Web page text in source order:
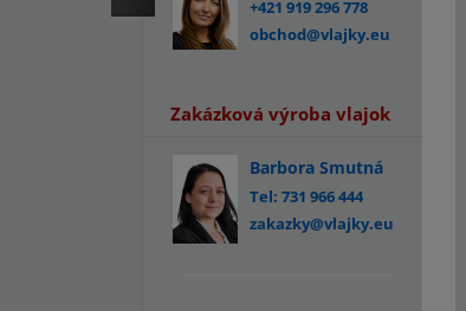
+421 919 296 778
obchod@vlajky.eu
Zakázková výroba vlajok
Barbora Smutná
Tel: 731 966 444
zakazky@vlajky.eu